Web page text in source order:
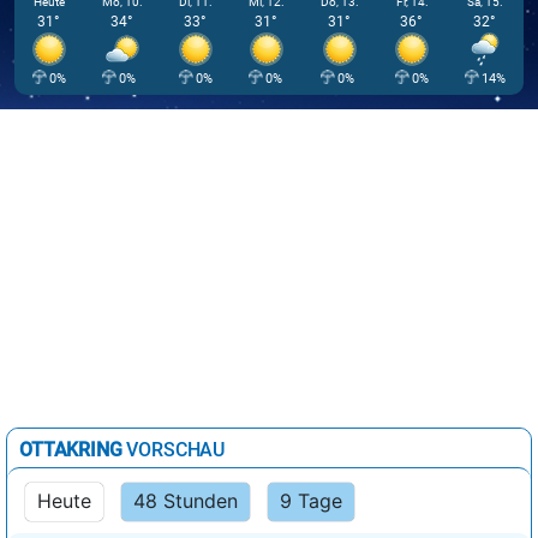
31°
0%
34°
0%
33°
0%
31°
0%
31°
0%
36°
0%
32°
14%
OTTAKRINGVORSCHAU
Heute 48 Stunden 9 Tage